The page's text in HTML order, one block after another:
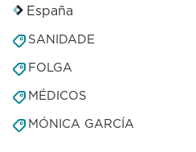
España
SANIDADE
FOLGA
MÉDICOS
MÓNICA GARCÍA